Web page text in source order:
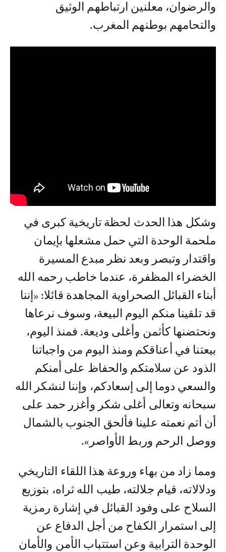
والرضوان، معلنين ارتباطهم الوثيق
والتحامهم بوطنهم المغرب.
وشكل هذا الحدث لحظة تاريخية كبرى في
ملحمة الوحدة التي حمل مشعلها بإيمان
واقتدار وتبصر وبعد نظر مبدع المسيرة
الخضراء المظفرة، عندما خاطب رحمه الله
أبناء القبائل الصحراوية المجاهدة قائلا: «إننا
قد تلقينا منكم اليوم البيعة، وسوف نرعاها
ونحتضنها كأثمن وأغلى وديعة. فمنذ اليوم،
بيعتنا في أعناقكم ومنذ اليوم من واجباتنا
الذود عن سلامتكم والحفاظ على أمنكم
والسعي دوما إلى إسعادكم، وإننا لنشكر الله
سبحانه وتعالى أغلى شكر وأغزر حمد على
أن أتم نعمته علينا فألحق الجنوب بالشمال
ووصل الرحم وربط الأواصر».
ومما زاد من بهاء وروعة هذا اللقاء التاريخي
ودلالاته، قيام جلالته، طيب الله ثراه، بتوزيع
السلاح على وفود القبائل في إشارة رمزية
إلى استمرار الكفاح من أجل الدفاع عن
الوحدة الترابية وعن استتباب الأمن والأمان